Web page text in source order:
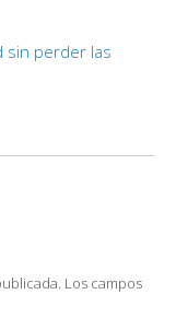
sin perder las
Los campos